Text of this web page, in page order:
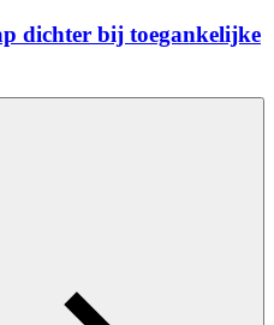
dichter bij toegankelijke